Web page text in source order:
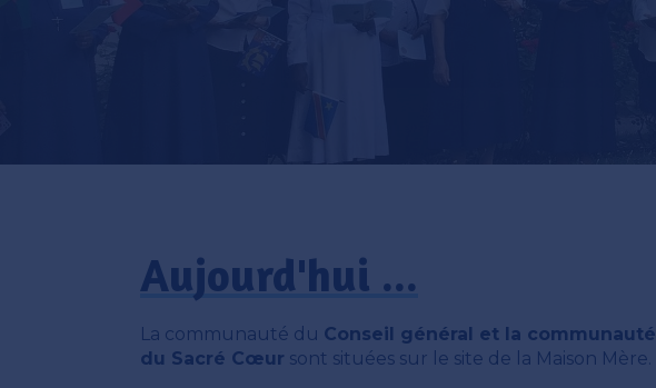
Aujourd'hui ...
La communauté du Conseil général et la communauté
du Sacré Cœur sont situées sur le site de la Maison Mère.